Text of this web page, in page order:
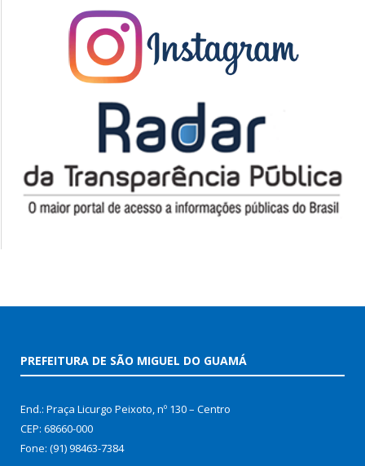
PREFEITURA DE SÃO MIGUEL DO GUAMÁ
End.: Praça Licurgo Peixoto, nº 130 – Centro
CEP: 68660-000
Fone: (91) 98463-7384